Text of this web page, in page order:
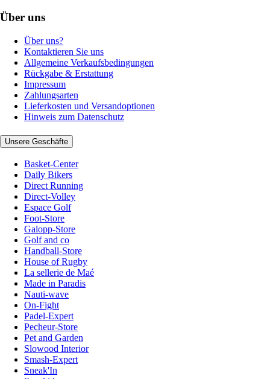
Über uns
Über uns?
Kontaktieren Sie uns
Allgemeine Verkaufsbedingungen
Rückgabe & Erstattung
Impressum
Zahlungsarten
Lieferkosten und Versandoptionen
Hinweis zum Datenschutz
Unsere Geschäfte
Basket-Center
Daily Bikers
Direct Running
Direct-Volley
Espace Golf
Foot-Store
Galopp-Store
Golf and co
Handball-Store
House of Rugby
La sellerie de Maé
Made in Paradis
Nauti-wave
On-Fight
Padel-Expert
Pecheur-Store
Pet and Garden
Slowood Interior
Smash-Expert
Sneak'In